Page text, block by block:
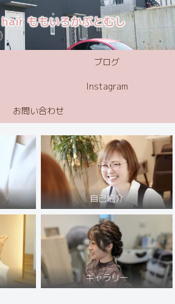
ももいろかぶとむし
ブログ
Instagram
お問い合わせ
自己紹介
ギャラリー